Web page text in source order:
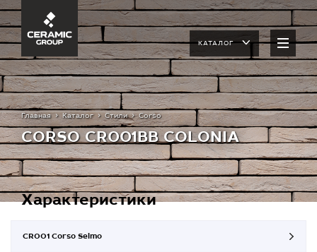
КАТАЛОГ
Главная Каталог Стили Corso
CORSO CR001BB COLONIA
Характеристики
CR001 Corso Selmo